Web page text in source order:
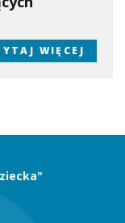
WIĘCEJ